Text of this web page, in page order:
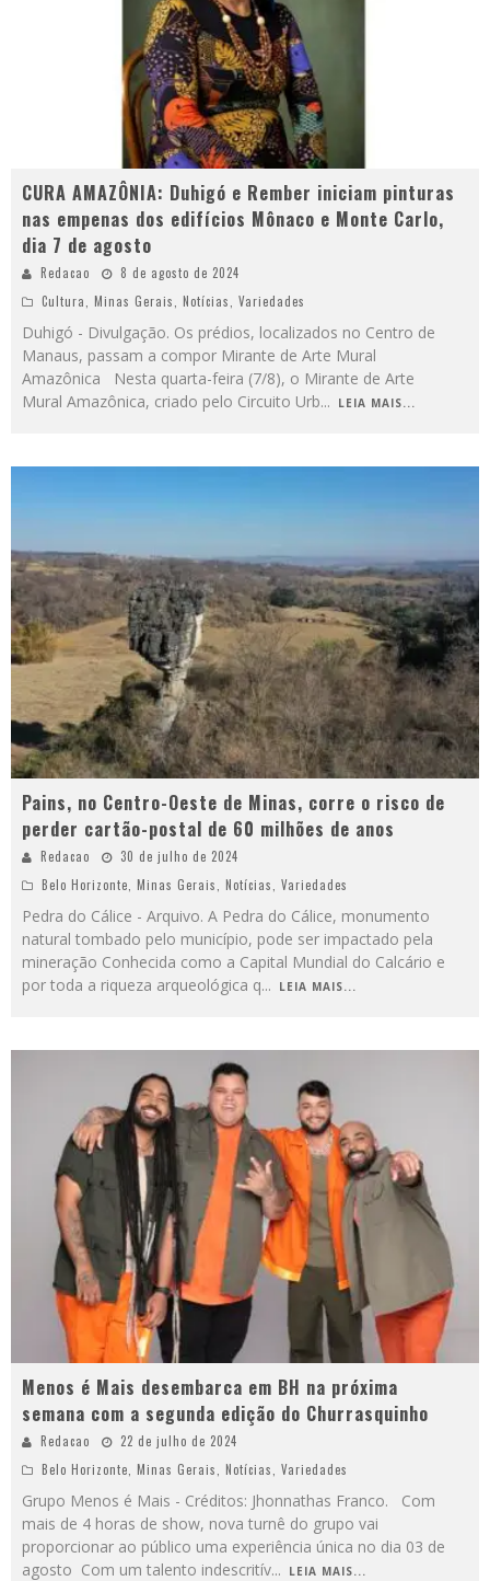
CURA AMAZÔNIA: Duhigó e Rember iniciam pinturas
nas empenas dos edifícios Mônaco e Monte Carlo,
dia 7 de agosto
Redacao
8 de agosto de 2024
Cultura
Minas Gerais Notícias Variedades
Duhigó - Divulgação. Os prédios, localizados no Centro de
Manaus, passam a compor Mirante de Arte Mural
Amazônica Nesta quarta-feira (7/8), o Mirante de Arte
Mural Amazônica, criado pelo Circuito Urb... LEIA MAIS...
Pains, no Centro-Oeste de Minas, corre o risco de
perder cartão-postal de 60 milhões de anos
Redacao
30 de julho de 2024
Belo Horizonte, Minas Gerais, Notícias, Variedades
Pedra do Cálice - Arquivo. A Pedra do Cálice, monumento
natural tombado pelo município, pode ser impactado pela
mineração Conhecida como a Capital Mundial do Calcário e
por toda a riqueza arqueológica q... LEIA MAIS...
Menos é Mais desembarca em BH na próxima
semana com a segunda edição do Churrasquinho
Redacao
22 de julho de 2024
Belo Horizonte Minas Gerais Notícias Variedades
Grupo Menos é Mais - Créditos: Jhonnathas Franco. Com
mais de 4 horas de show, nova turnê do grupo vai
proporcionar ao público uma experiência única no dia 03 de
agosto Com um talento indescritív... LEIA MAIS...